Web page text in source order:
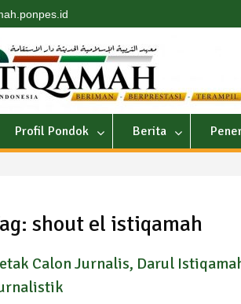
Profil Pondok Berita
shout el istiqamah
Calon Jurnalis, Darul